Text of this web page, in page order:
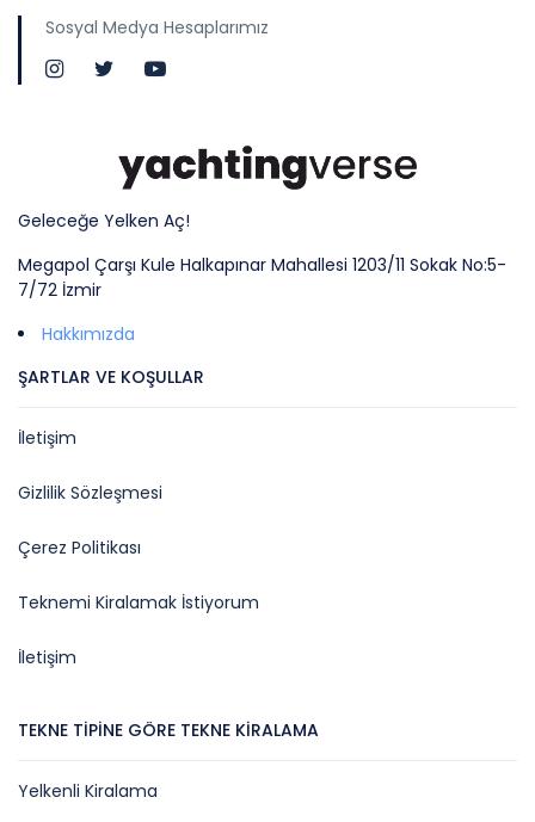
Sosyal Medya Hesaplarımız
Geleceğe Yelken Aç!
Megapol Çarşı Kule Halkapınar Mahallesi 1203/11 Sokak No:5-
7/72 İzmir
Hakkımızda
ŞARTLAR VE KOŞULLAR
İletişim
Gizlilik Sözleşmesi
Çerez Politikası
Teknemi Kiralamak İstiyorum
İletişim
TEKNE TIPINE GÖRE TEKNE KIRALAMA
Yelkenli Kiralama